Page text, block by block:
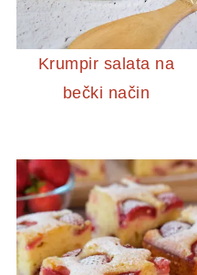
Krumpir salata na
bečki način